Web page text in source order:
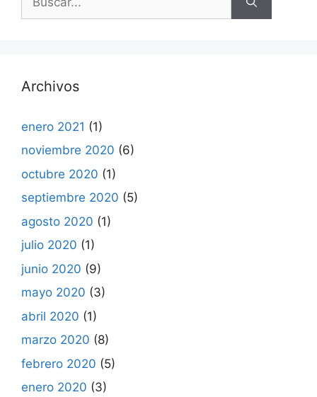
Archivos
enero 2021 (1)
noviembre 2020 (6)
octubre 2020 (1)
septiembre 2020 (5)
agosto 2020 (1)
julio 2020 (1)
junio 2020 (9)
mayo 2020 (3)
abril 2020 (1)
marzo 2020 (8)
febrero 2020 (5)
enero 2020 (3)